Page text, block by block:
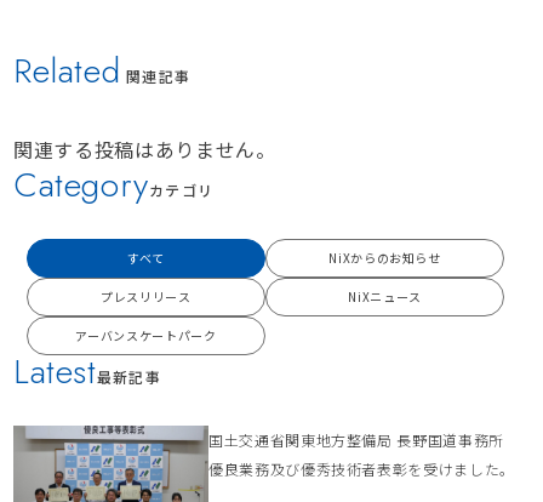
Related 関連記事
関連する投稿はありません。
Latest最新記事
国土交通省関東地方整備局 長野国道事務所
優良業務及び優秀技術者表彰を受けました。
Categoryカテゴリ
すべて NiXからのお知らせ
プレスリリース NiXニュース
アーバンスケートパーク